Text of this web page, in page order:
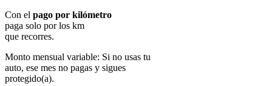
Con el pago por kilómetro
paga solo por los km
que recorres.
Monto mensual variable: Si no usas tu
auto, ese mes no pagas y sigues
protegido(a).